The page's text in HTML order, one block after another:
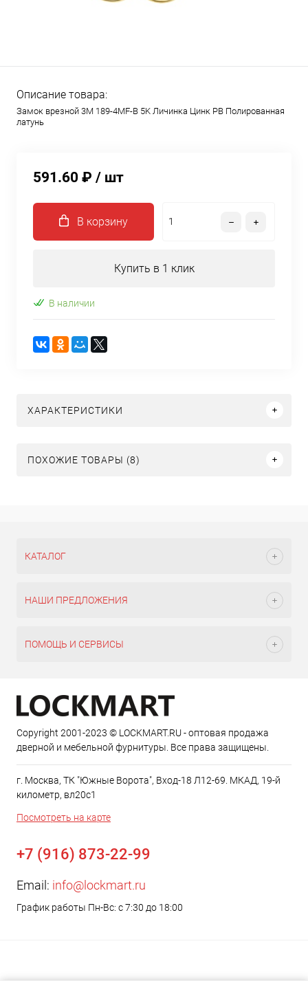
Описание товара:
Замок врезной 3M 189-4MF-B 5K Личинка Цинк PB Полированная
латунь
591.60 ₽ / шт
В корзину
Купить в 1 клик
В наличии
ХАРАКТЕРИСТИКИ
ПОХОЖИЕ ТОВАРЫ (8)
КАТАЛОГ
НАШИ ПРЕДЛОЖЕНИЯ
ПОМОЩЬ И СЕРВИСЫ
Copyright 2001-2023 © LOCKMART.RU - оптовая продажа
дверной и мебельной фурнитуры. Все права защищены.
г. Москва, ТК "Южные Ворота", Вход-18 Л12-69. МКАД, 19-й
километр, вл20с1
Посмотреть на карте
+7 (916) 873-22-99
Email: info@lockmart.ru
График работы Пн-Вс: с 7:30 до 18:00